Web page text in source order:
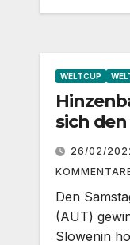
WELTCUP
sich
26/02/
Den
(AUT)
Slowenin